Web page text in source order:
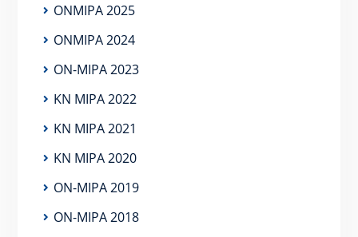
ONMIPA 2025
ONMIPA 2024
ON-MIPA 2023
KN MIPA 2022
KN MIPA 2021
KN MIPA 2020
ON-MIPA 2019
ON-MIPA 2018